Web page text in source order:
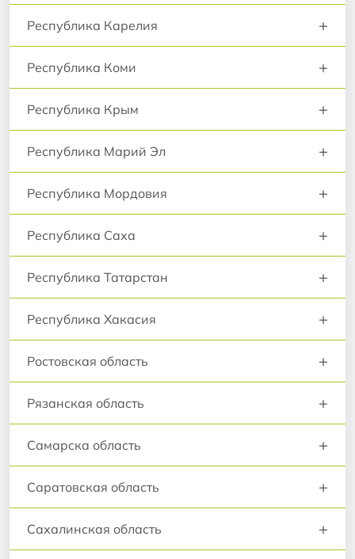
Республика Карелия +
Республика Коми +
Республика Крым +
Республика Марий Эл +
Республика Мордовия +
Республика Саха +
Республика Татарстан +
Республика Хакасия +
Ростовская область +
Рязанская область +
Самарска область +
Саратовская область +
Сахалинская область +